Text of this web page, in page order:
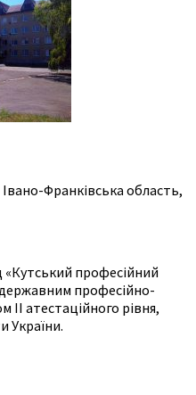
Франківська область,
професійний
професійно-
ІІ атестаційного рівня,
України.